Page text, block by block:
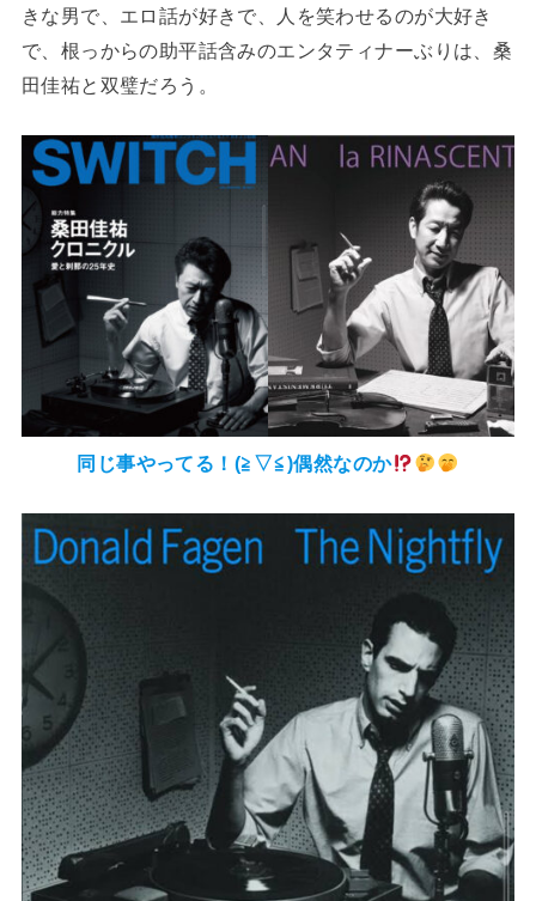
きな男で、エロ話が好きで、人を笑わせるのが大好き
で、根っからの助平話含みのエンタティナーぶりは、桑
田佳祐と双璧だろう。
同じ事やってる！(⁠≧⁠▽⁠≦⁠)偶然なのか